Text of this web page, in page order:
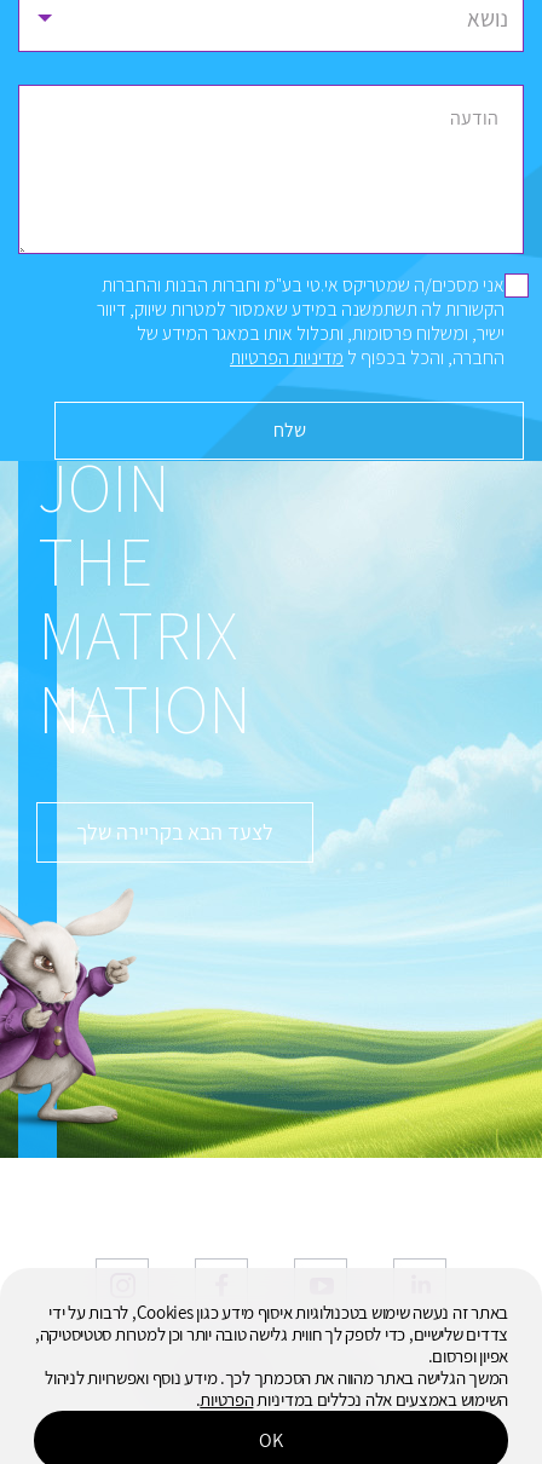
נושא
הודעה
אני מסכים/ה שמטריקס אי.טי בע"מ וחברות הבנות והחברות
הקשורות לה תשתמשנה במידע שאמסור למטרות שיווק, דיוור
ישיר, ומשלוח פרסומות, ותכלול אותו במאגר המידע של
החברה, והכל בכפוף ל מדיניות הפרטיות
JOIN
THE
MATRIX
NATION
לצעד הבא בקריירה שלך
באתר זה נעשה שימוש בטכנולוגיות איסוף מידע כגון Cookies, לרבות על ידי
צדדים שלישיים, כדי לספק לך חווית גלישה טובה יותר וכן למטרות סטטיסטיקה,
אפיון ופרסום.
המשך הגלישה באתר מהווה את הסכמתך לכך. מידע נוסף ואפשרויות לניהול
השימוש באמצעים אלה נכללים במדיניותהפרטיות.
OK
כל הזכויות שמורות © 2026